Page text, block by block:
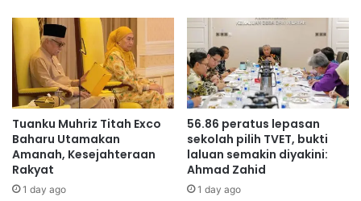
a
p
a
d
a
S
a
b
t
u
r
i
p
a
d
a
N
o
o
r
z
Tuanku Muhriz Titah Exco
Baharu Utamakan
Amanah, Kesejahteraan
Rakyat
1 day ago
56.86 peratus lepasan
sekolah pilih TVET, bukti
laluan semakin diyakini:
Ahmad Zahid
1 day ago